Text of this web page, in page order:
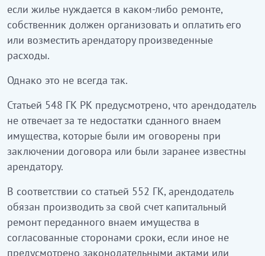
если жилье нуждается в каком-либо ремонте,
собственник должен организовать и оплатить его
или возместить арендатору произведенные
расходы.
Однако это не всегда так.
Статьей 548 ГК РК предусмотрено, что арендодатель
не отвечает за те недостатки сданного внаем
имущества, которые были им оговорены при
заключении договора или были заранее известны
арендатору.
В соответствии со статьей 552 ГК, арендодатель
обязан производить за свой счет капитальный
ремонт переданного внаем имущества в
согласованные сторонами сроки, если иное не
предусмотрено законодательными актами или